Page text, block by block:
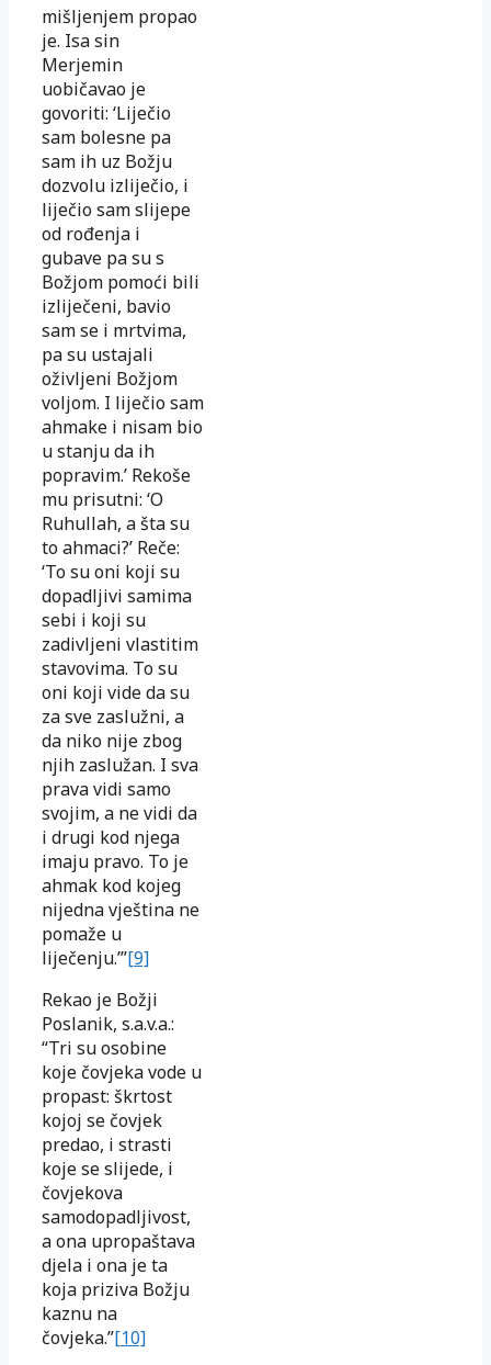
mišljenjem propao
je. Isa sin
Merjemin
uobičavao je
govoriti: ‘Liječio
sam bolesne pa
sam ih uz Božju
dozvolu izliječio, i
liječio sam slijepe
od rođenja i
gubave pa su s
Božjom pomoći bili
izliječeni, bavio
sam se i mrtvima,
pa su ustajali
oživljeni Božjom
voljom. I liječio sam
ahmake i nisam bio
u stanju da ih
popravim.’ Rekoše
mu prisutni: ‘O
Ruhullah, a šta su
to ahmaci?’ Reče:
‘To su oni koji su
dopadljivi samima
sebi i koji su
zadivljeni vlastitim
stavovima. To su
oni koji vide da su
za sve zaslužni, a
da niko nije zbog
njih zaslužan. I sva
prava vidi samo
svojim, a ne vidi da
i drugi kod njega
imaju pravo. To je
ahmak kod kojeg
nijedna vještina ne
pomaže u
liječenju.’”[9]
Rekao je Božji
Poslanik, s.a.v.a.:
“Tri su osobine
koje čovjeka vode u
propast: škrtost
kojoj se čovjek
predao, i strasti
koje se slijede, i
čovjekova
samodopadljivost,
a ona upropaštava
djela i ona je ta
koja priziva Božju
kaznu na
čovjeka.”[10]